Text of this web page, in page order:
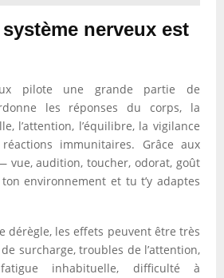
nerveux est
pilote une grande partie de
les réponses du corps, la
l’attention, l’équilibre, la vigilance
immunitaires. Grâce aux
vue, audition, toucher, odorat, goût
environnement et tu t’y adaptes
dérègle, les effets peuvent être très
surcharge, troubles de l’attention,
inhabituelle, difficulté à